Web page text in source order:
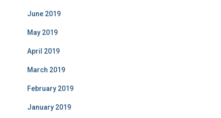
June 2019
May 2019
April 2019
March 2019
February 2019
January 2019